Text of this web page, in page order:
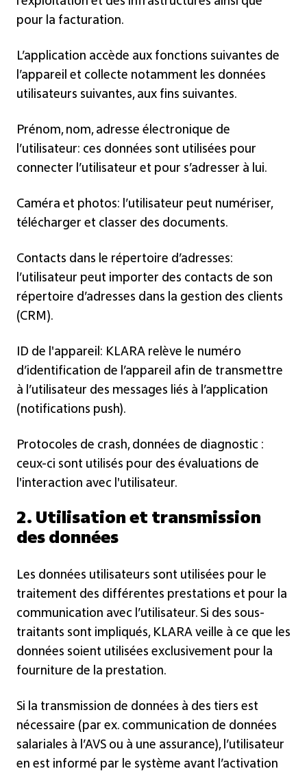
pour la facturation.
L’application accède aux fonctions suivantes de
l’appareil et collecte notamment les données
utilisateurs suivantes, aux fins suivantes.
Prénom, nom, adresse électronique de
l’utilisateur: ces données sont utilisées pour
connecter l’utilisateur et pour s’adresser à lui.
Caméra et photos: l’utilisateur peut numériser,
télécharger et classer des documents.
Contacts dans le répertoire d’adresses:
l’utilisateur peut importer des contacts de son
répertoire d’adresses dans la gestion des clients
(CRM).
ID de l'appareil: KLARA relève le numéro
d’identification de l’appareil afin de transmettre
à l’utilisateur des messages liés à l’application
(notifications push).
Protocoles de crash, données de diagnostic :
ceux-ci sont utilisés pour des évaluations de
l'interaction avec l'utilisateur.
2. Utilisation et transmission
des données
Les données utilisateurs sont utilisées pour le
traitement des différentes prestations et pour la
communication avec l’utilisateur. Si des sous-
traitants sont impliqués, KLARA veille à ce que les
données soient utilisées exclusivement pour la
fourniture de la prestation.
Si la transmission de données à des tiers est
nécessaire (par ex. communication de données
salariales à l’AVS ou à une assurance), l’utilisateur
en est informé par le système avant l’activation